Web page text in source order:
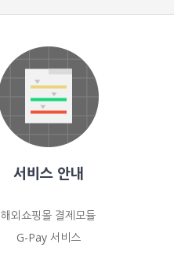
서비스 안내
해외쇼핑몰 결제모듈
G-Pay 서비스